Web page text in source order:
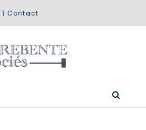
| Contact